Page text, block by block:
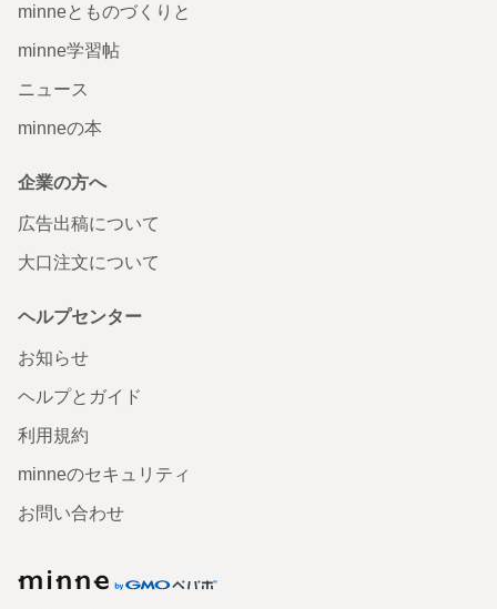
minneとものづくりと
minne学習帖
ニュース
minneの本
企業の方へ
広告出稿について
大口注文について
ヘルプセンター
お知らせ
ヘルプとガイド
利用規約
minneのセキュリティ
お問い合わせ